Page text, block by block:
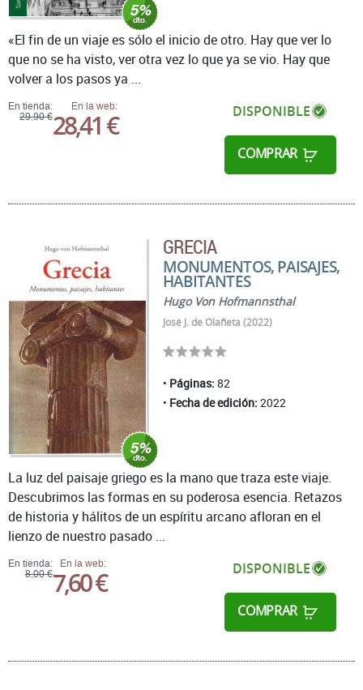
En tienda:
29,90 €
En la web:
28,41 € DISPONIBLE
COMPRAR
«El fin de un viaje es sólo el inicio de otro. Hay que ver lo
que no se ha visto, ver otra vez lo que ya se vio. Hay que
volver a los pasos ya ...
GRECIA
MONUMENTOS, PAISAJES,
HABITANTES
Hugo Von Hofmannsthal
José J. de Olañeta (2022)
Páginas: 82
Fecha de edición: 2022
En tienda:
8,00 €
En la web:
7,60 € DISPONIBLE
COMPRAR
La luz del paisaje griego es la mano que traza este viaje.
Descubrimos las formas en su poderosa esencia. Retazos
de historia y hálitos de un espíritu arcano afloran en el
lienzo de nuestro pasado ...